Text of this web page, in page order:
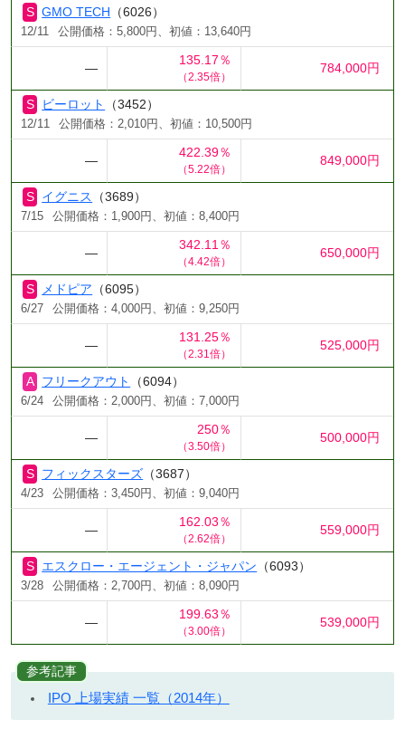
GMO TECH （6026）
12/11 公開価格：5,800円、初値：13,640円
―
135.17％
（2.35倍）
784,000円
ビーロット （3452）
12/11 公開価格：2,010円、初値：10,500円
―
422.39％
（5.22倍）
849,000円
イグニス （3689）
7/15 公開価格：1,900円、初値：8,400円
―
342.11％
（4.42倍）
650,000円
メドピア （6095）
6/27 公開価格：4,000円、初値：9,250円
―
131.25％
（2.31倍）
525,000円
フリークアウト （6094）
6/24 公開価格：2,000円、初値：7,000円
―
250％
（3.50倍）
500,000円
フィックスターズ （3687）
4/23 公開価格：3,450円、初値：9,040円
―
162.03％
（2.62倍）
559,000円
エスクロー・エージェント・ジャパン （6093）
3/28 公開価格：2,700円、初値：8,090円
―
199.63％
（3.00倍）
539,000円
参考記事
IPO 上場実績 一覧（2014年）